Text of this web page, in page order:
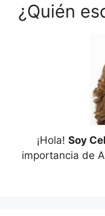
¿Quién
¡Hola! Soy
importancia de